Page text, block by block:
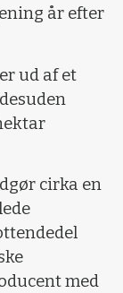
år efter
ud af et
cirka en
med